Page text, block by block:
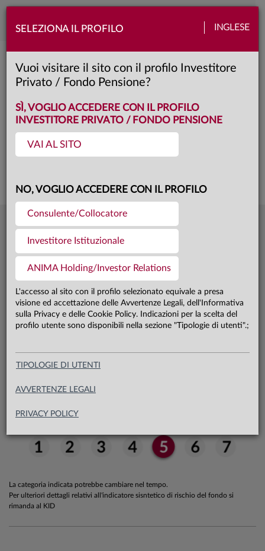
SELEZIONA IL PROFILO INGLESE
Vuoi visitare il sito con il profilo Investitore
Privato / Fondo Pensione?
SÌ, VOGLIO ACCEDERE CON IL PROFILO
INVESTITORE PRIVATO / FONDO PENSIONE
VAI AL SITO
NO, VOGLIO ACCEDERE CON IL PROFILO
Consulente/Collocatore
Investitore Istituzionale
ANIMA Holding/Investor Relations
L'accesso al sito con il profilo selezionato equivale a presa
visione ed accettazione delle Avvertenze Legali, dell'Informativa
sulla Privacy e delle Cookie Policy. Indicazioni per la scelta del
profilo utente sono disponibili nella sezione "Tipologie di utenti".;
TIPOLOGIE DI UTENTI
AVVERTENZE LEGALI
PRIVACY POLICY
Toggle
Anima Commodities
Classe: Y
Questa è una comunicazione di marketing. Si prega di consultare il prospetto e
Ultima quota
04.08.26
Patrimonio fondo 31.07.26
Patrimonio classe Y 31.07.26
Carta di identità
La categoria indicata potrebbe cambiare nel tempo.
Per ulteriori dettagli relativi all'indicatore sisntetico di rischio del fondo si
rimanda al KID